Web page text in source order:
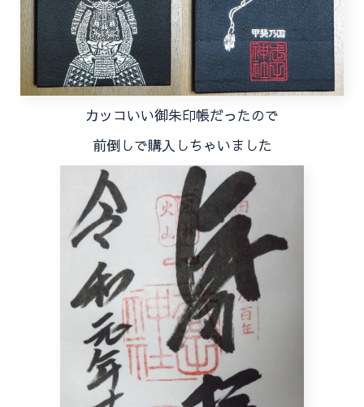
カッコいい御朱印帳だったので
前倒しで購入しちゃいました